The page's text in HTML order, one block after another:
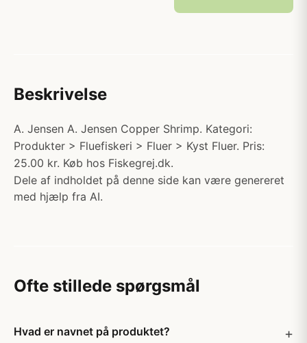
Beskrivelse
A. Jensen A. Jensen Copper Shrimp. Kategori:
Produkter > Fluefiskeri > Fluer > Kyst Fluer. Pris:
25.00 kr. Køb hos Fiskegrej.dk.
Dele af indholdet på denne side kan være genereret
med hjælp fra AI.
Ofte stillede spørgsmål
Hvad er navnet på produktet?